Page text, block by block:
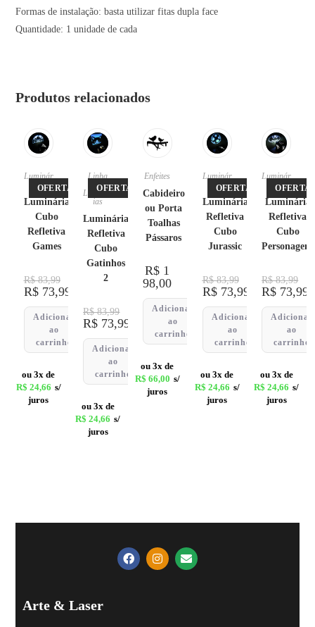
Formas de instalação: basta utilizar fitas dupla face
Quantidade: 1 unidade de cada
Produtos relacionados
OFERTA!
Luminár
ias
Luminária
Cubo
Refletiva
Games
R$83,99
R$73,99
Adicionar
ao
carrinho
ou 3x de
R$ 24,66 s/
juros
OFERTA!
Linha
Pet,
Luminár
ias
Luminária
Refletiva
Cubo
Gatinhos
2
R$83,99
R$ 73,99
Adicionar
ao
carrinho
ou 3x de
R$ 24,66 s/
juros
Enfeites
Cabideiro
ou Porta
Toalhas
Pássaros
R$ 1
98,00
Adicionar
ao
carrinho
ou 3x de
R$ 66,00 s/
juros
OFERTA!
Luminár
ias
Luminária
Refletiva
Cubo
Jurassic
R$83,99
R$73,99
Adicionar
ao
carrinho
ou 3x de
R$ 24,66 s/
juros
OFERTA!
Luminár
ias
Luminária
Refletiva
Cubo
Personagens
R$83,99
R$ 73,99
Adicionar
ao
carrinho
ou 3x de
R$ 24,66 s/
juros
Arte & Laser